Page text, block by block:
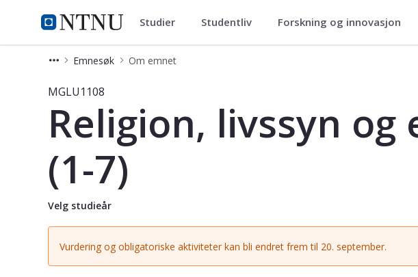
NTNU Hjemmeside
Studier Studier Studentliv Forskning og innovasjon
Emnesøk Om emnet
Emne - Religion, livssyn og etikk i samfunn og
MGLU1108
Religion, livssyn
(1-7)
Velg studieår
Vurdering og obligatoriske aktiviteter kan bli endret frem til 20. september.